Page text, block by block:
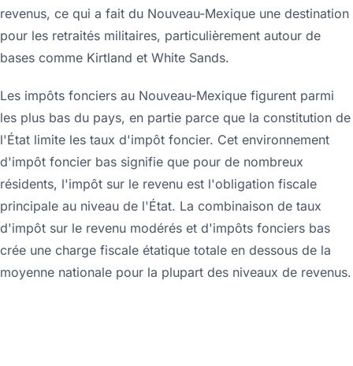
revenus, ce qui a fait du Nouveau-Mexique une destination
pour les retraités militaires, particulièrement autour de
bases comme Kirtland et White Sands.
Les impôts fonciers au Nouveau-Mexique figurent parmi
les plus bas du pays, en partie parce que la constitution de
l'État limite les taux d'impôt foncier. Cet environnement
d'impôt foncier bas signifie que pour de nombreux
résidents, l'impôt sur le revenu est l'obligation fiscale
principale au niveau de l'État. La combinaison de taux
d'impôt sur le revenu modérés et d'impôts fonciers bas
crée une charge fiscale étatique totale en dessous de la
moyenne nationale pour la plupart des niveaux de revenus.